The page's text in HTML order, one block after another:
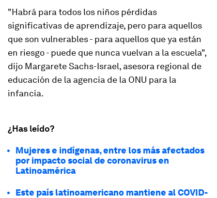
"Habrá para todos los niños pérdidas
significativas de aprendizaje, pero para aquellos
que son vulnerables - para aquellos que ya están
en riesgo - puede que nunca vuelvan a la escuela",
dijo Margarete Sachs-Israel, asesora regional de
educación de la agencia de la ONU para la
infancia.
¿Has leído?
Mujeres e indígenas, entre los más afectados
por impacto social de coronavirus en
Latinoamérica
Este país latinoamericano mantiene al COVID-